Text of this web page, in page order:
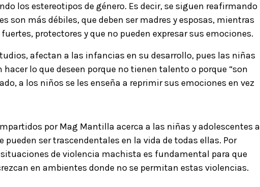
los estereotipos de género. Es decir, se siguen reafirmando
son más débiles, que deben ser madres y esposas, mientras
protectores y que no pueden expresar sus emociones.
afectan a las infancias en su desarrollo, pues las niñas
lo que deseen porque no tienen talento o porque “son
a los niños se les enseña a reprimir sus emociones en vez
por Mag Mantilla acerca a las niñas y adolescentes a
ser trascendentales en la vida de todas ellas. Por
de violencia machista es fundamental para que
en ambientes donde no se permitan estas violencias.